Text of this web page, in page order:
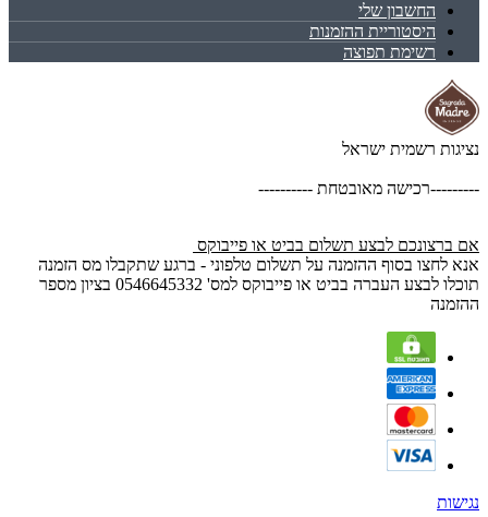
החשבון שלי
היסטוריית ההזמנות
רשימת תפוצה
נציגות רשמית ישראל
---------רכישה מאובטחת ----------
אם ברצונכם לבצע תשלום בביט או פייבוקס
אנא לחצו בסוף ההזמנה על תשלום טלפוני - ברגע שתקבלו מס הזמנה
תוכלו לבצע העברה בביט או פייבוקס למס' 0546645332 בציון מספר
ההזמנה
נגישות